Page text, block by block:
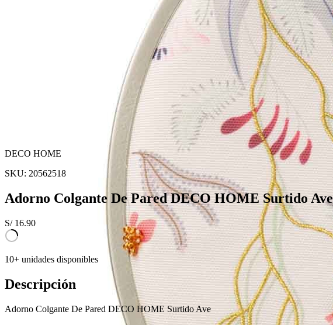
DECO HOME
SKU: 20562518
Adorno Colgante De Pared DECO HOME Surtido Ave
S/ 16.90
10+ unidades disponibles
Descripción
Adorno Colgante De Pared DECO HOME Surtido Ave